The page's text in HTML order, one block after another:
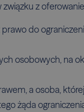
z
do
osobowych, na
a osoba,
żąda